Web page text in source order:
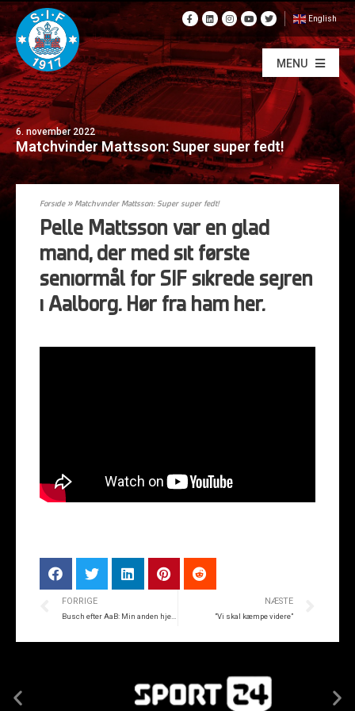
English
MENU
6. november 2022
Matchvinder Mattsson: Super super fedt!
Forside»Matchvinder Mattsson: Super super fedt!
Pelle Mattsson var en glad
mand, der med sit første
seniormål for SIF sikrede sejren
i Aalborg. Hør fra ham her.
FORRIGE NÆSTE
”Vi skal kæmpe videre”